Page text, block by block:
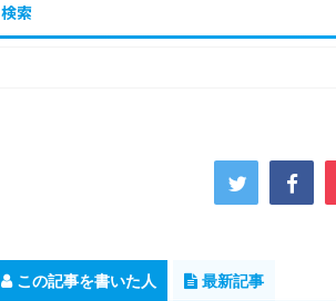
検索
この記事を書いた人 最新記事